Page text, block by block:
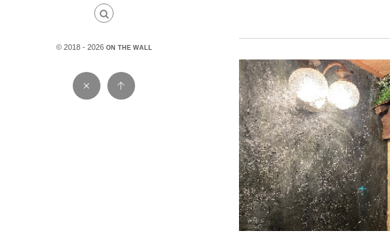
© 2018 - 2026 ON THE WALL